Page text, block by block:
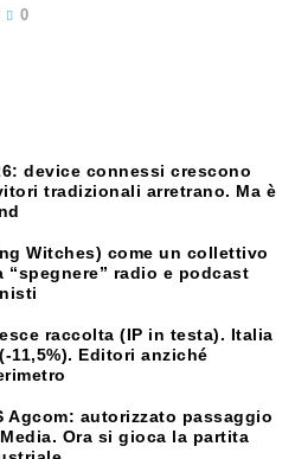
0
device connessi crescono
tradizionali arretrano. Ma è
Witches) come un collettivo
radio e podcast
raccolta (IP in testa). Italia
11,5%). Editori anziché
Agcom: autorizzato passaggio
Ora si gioca la partita